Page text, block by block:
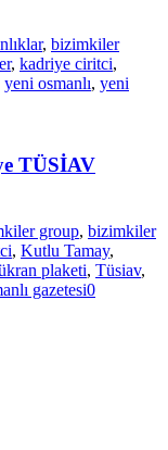
, bizimkiler
, kadriye ciritci,
yeni osmanlı, yeni
TÜSİAV
group, bizimkiler
, Kutlu Tamay,
plaketi, Tüsiav,
gazetesi0